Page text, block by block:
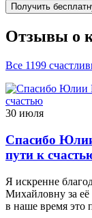
Получить
Отзывы о
Все 1199
30 июля
Спасибо
пути к
Я искренне
Михайловну за её
в наше время это